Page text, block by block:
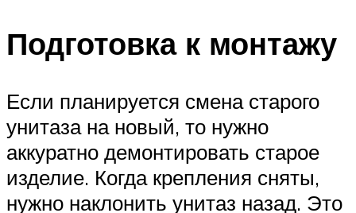
Подготовка к монтажу
Если планируется смена старого
унитаза на новый, то нужно
аккуратно демонтировать старое
изделие. Когда крепления сняты,
нужно наклонить унитаз назад. Это